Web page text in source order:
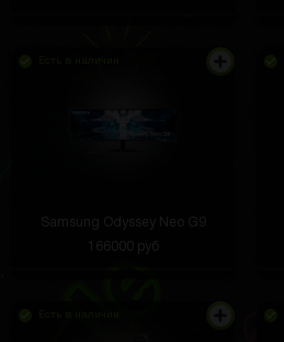
Samsung Odyssey Neo G9
166000 руб